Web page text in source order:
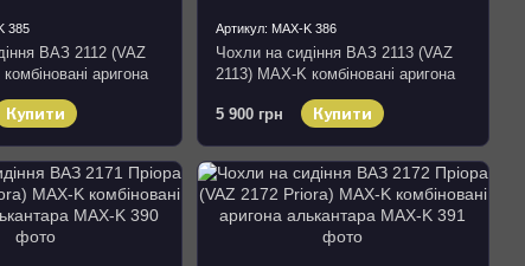
385
ВАЗ 2112 (VAZ
аригона
Купити
Артикул: MAX-K 386
Чохли на сидіння ВАЗ 2113 (VAZ
2113) MAX-K комбіновані аригона
5 900 грн
Купити